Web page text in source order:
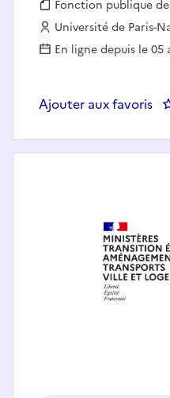
Fonction publique :
Fonction publique
Employeur :
Université de Paris-
En ligne depuis le 05
Ajouter aux favoris :